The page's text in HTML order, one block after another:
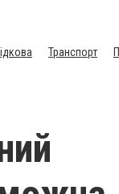
Транспорт